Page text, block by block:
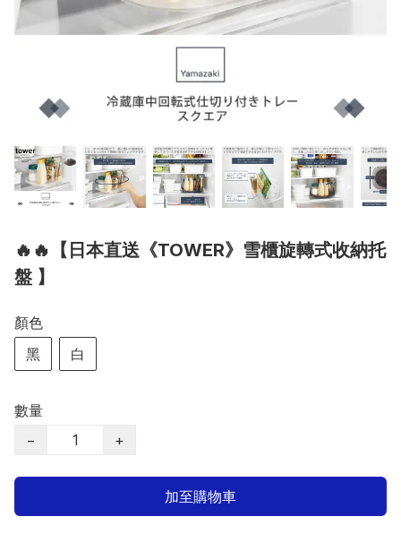
🔥🔥【日本直送《TOWER》雪櫃旋轉式收納托
盤 】
顏色
黑
白
數量
−
+
加至購物車